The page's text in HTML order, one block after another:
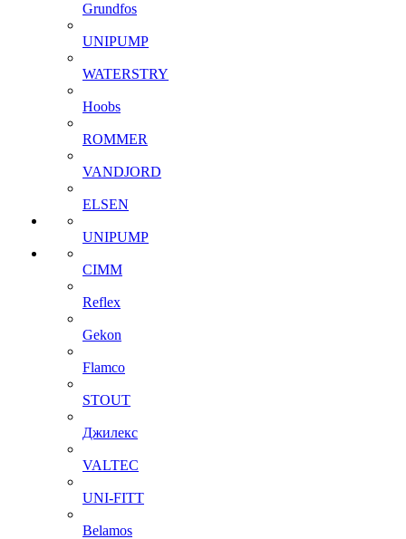
Grundfos
UNIPUMP
WATERSTRY
Hoobs
ROMMER
VANDJORD
ELSEN
UNIPUMP
CIMM
Reflex
Gekon
Flamco
STOUT
Джилекс
VALTEC
UNI-FITT
Belamos